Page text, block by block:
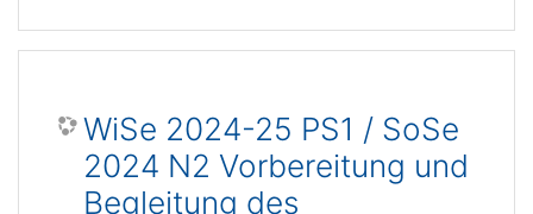
WiSe 2024-25 PS1 / SoSe
2024 N2 Vorbereitung und
Begleitung des